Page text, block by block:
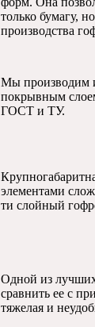
только бумагу,
производства
Мы производим
покрывным
ГОСТ и ТУ.
элементами
ти слойный
Одной из лучших
сравнить ее с
тяжелая и